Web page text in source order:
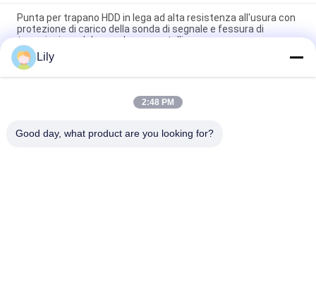
Punta per trapano HDD in lega ad alta resistenza all'usura con
protezione di carico della sonda di segnale e fessura di
trasmissione del segnale non metallica
17 kg nero Diametro esterno Hdd Perforazioni pilota 200 mm
Per lavori di costruzione
Punte per trapano HDD compatte e robuste con guida pilota
Lily
2:48 PM
Good day, what product are you looking for?